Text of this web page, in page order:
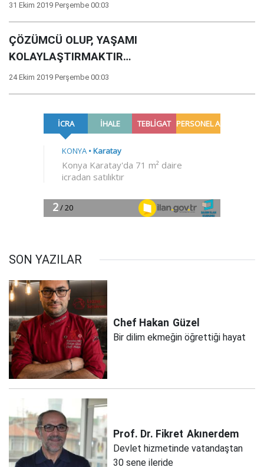
31 Ekim 2019 Perşembe 00:03
ÇÖZÜMCÜ OLUP, YAŞAMI
KOLAYLAŞTIRMAKTIR…
24 Ekim 2019 Perşembe 00:03
SON YAZILAR
Chef Hakan Güzel
Bir dilim ekmeğin öğrettiği hayat
Prof. Dr. Fikret Akınerdem
Devlet hizmetinde vatandaştan
30 sene ileride